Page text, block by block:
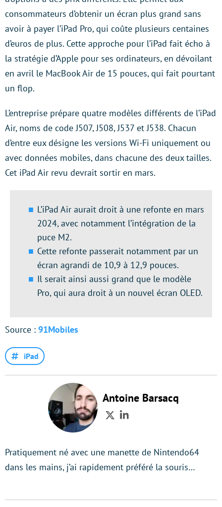
consommateurs d’obtenir un écran plus grand sans
avoir à payer l’iPad Pro, qui coûte plusieurs centaines
d’euros de plus. Cette approche pour l’iPad fait écho à
la stratégie d’Apple pour ses ordinateurs, en dévoilant
en avril le MacBook Air de 15 pouces, qui fait pourtant
un flop.
L’entreprise prépare quatre modèles différents de l’iPad
Air, noms de code J507, J508, J537 et J538. Chacun
d’entre eux désigne les versions Wi-Fi uniquement ou
avec données mobiles, dans chacune des deux tailles.
Cet iPad Air revu devrait sortir en mars.
L’iPad Air aurait droit à une refonte en mars
2024, avec notamment l’intégration de la
puce M2.
Cette refonte passerait notamment par un
écran agrandi de 10,9 à 12,9 pouces.
Il serait ainsi aussi grand que le modèle
Pro, qui aura droit à un nouvel écran OLED.
Source : 91Mobiles
iPad
Antoine Barsacq
TwitterLinkedIn
Pratiquement né avec une manette de Nintendo64
dans les mains, j’ai rapidement préféré la souris…